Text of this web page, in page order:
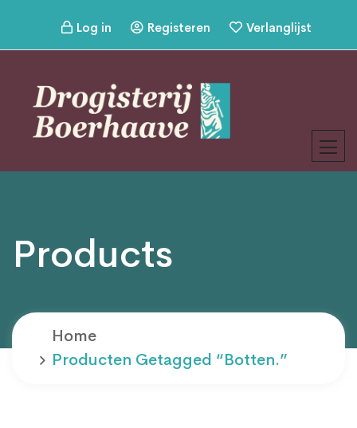
Log in Registeren Verlanglijst
Products
Home
Producten Getagged “botten.”